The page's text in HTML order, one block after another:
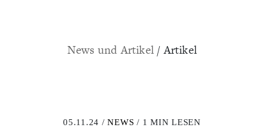
News und Artikel / Artikel
05.11.24 /NEWS / 1 MIN LESEN